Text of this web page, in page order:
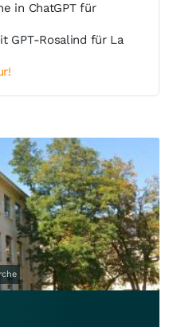
in ChatGPT für
GPT-Rosalind für La